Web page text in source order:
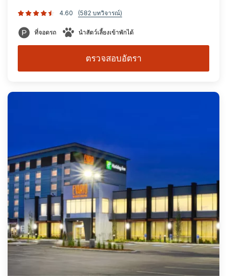
4.60 (582 บทวิจารณ์)
ที่จอดรถ นำสัตว์เลี้ยงเข้าพักได้
ตรวจสอบอัตรา